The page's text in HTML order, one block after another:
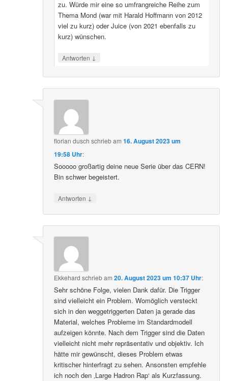
zu. Würde mir eine so umfrangreiche Reihe zum
Thema Mond (war mit Harald Hoffmann von 2012
viel zu kurz) oder Juice (von 2021 ebenfalls zu
kurz) wünschen.
Antworten ↓
florian dusch schriebam16. August 2023 um
19:58 Uhr:
Sooooo großartig deine neue Serie über das CERN!
Bin schwer begeistert.
Antworten ↓
Ekkehard schriebam20. August 2023 um 10:37 Uhr:
Sehr schöne Folge, vielen Dank dafür. Die Trigger
sind vielleicht ein Problem. Womöglich versteckt
sich in den weggetriggerten Daten ja gerade das
Material, welches Probleme im Standardmodell
aufzeigen könnte. Nach dem Trigger sind die Daten
vielleicht nicht mehr repräsentativ und objektiv. Ich
hätte mir gewünscht, dieses Problem etwas
kritischer hinterfragt zu sehen. Ansonsten empfehle
ich noch den ‚Large Hadron Rap‘ als Kurzfassung.